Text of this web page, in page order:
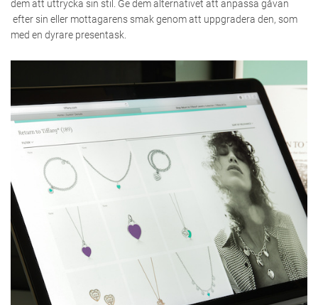
dem att uttrycka sin stil. Ge dem alternativet att anpassa gåvan
efter sin eller mottagarens smak genom att uppgradera den, som
med en dyrare presentask.